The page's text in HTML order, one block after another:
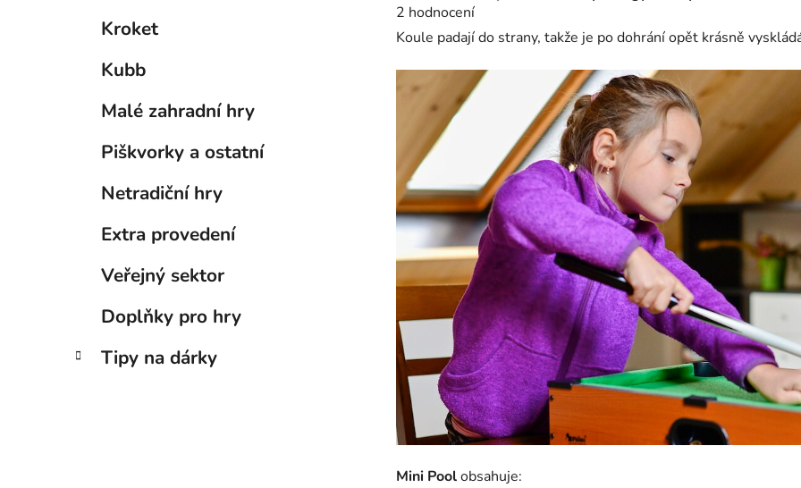
Kroket
Kubb
Malé zahradní hry
Piškvorky a ostatní
Netradiční hry
Extra provedení
Veřejný sektor
Doplňky pro hry
Tipy na dárky
produktu
je
5,0
5
hvězdiček.
2 hodnocení
Koule padají do strany, takže je po dohrání opět krásně
Mini Poolobsahuje: